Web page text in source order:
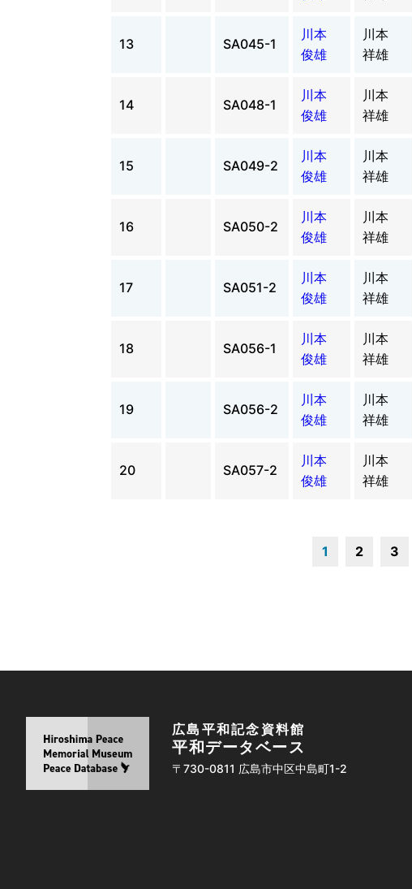
13 SA045-1
川本
俊雄
川本
祥雄
14 SA048-1
川本
俊雄
川本
祥雄
15 SA049-2
川本
俊雄
川本
祥雄
16 SA050-2
川本
俊雄
川本
祥雄
17 SA051-2
川本
俊雄
川本
祥雄
18 SA056-1
川本
俊雄
川本
祥雄
19 SA056-2
川本
俊雄
川本
祥雄
20 SA057-2
川本
俊雄
川本
祥雄
1 2 3
広島平和記念資料館
平和データベース
〒730-0811 広島市中区中島町1-2